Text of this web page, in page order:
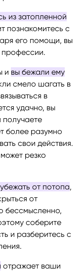
из затопленной
познакомитесь с
его помощи, вы
профессии.
и вы бежали ему
смело шагать в
в
удачно, вы
получаете
более разумно
свои действия.
резко
от потопа,
от
бессмысленно,
соберите
и разберитесь с
отражает ваши